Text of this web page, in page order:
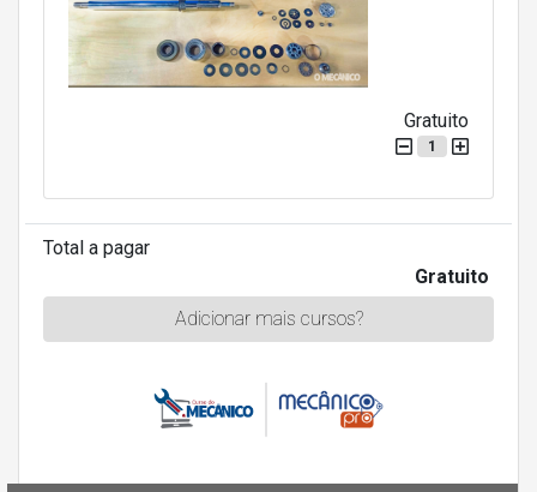
Gratuito
1
Total a pagar
Gratuito
Adicionar mais cursos?